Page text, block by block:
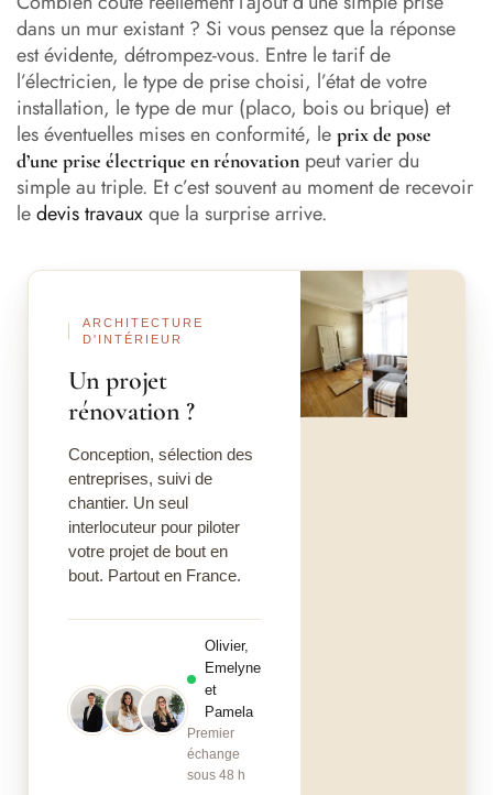
Ce qui influence réellement le prix : les facteurs clés
Le coût de la main-d’œuvre : comment les électriciens
calculent leurs tarifs
La norme NF C 15-100 : ce que vous devez savoir
Rénovation partielle ou totale : quel impact sur le budget
Peut-on réduire le prix de pose d’une prise électrique en
Faire appel à un professionnel ou poser soi-même : le
vrai calcul
Combien de prises prévoir pièce par pièce ?
Les erreurs à éviter pour ne pas faire exploser le budget
En résumé : quel budget prévoir ?
dans un mur existant ? Si vous pensez que la réponse
est évidente, détrompez-vous. Entre le tarif de
l’électricien, le type de prise choisi, l’état de votre
installation, le type de mur (placo, bois ou brique) et
les éventuelles mises en conformité, le prix de pose
d’une prise électrique en rénovation peut varier du
simple au triple. Et c’est souvent au moment de recevoir
ledevis travauxque la surprise arrive.
ARCHITECTURE
D'INTÉRIEUR
Un projet
rénovation ?
Conception, sélection des
entreprises, suivi de
chantier. Un seul
interlocuteur pour piloter
votre projet de bout en
bout. Partout en France.
Olivier,
Emelyne
et
Pamela
Premier
échange
sous 48 h
Après